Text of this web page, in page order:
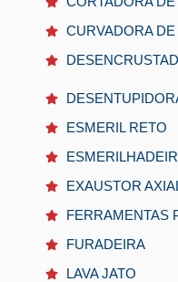
CURVADORA
ESMERIL RETO
EXAUSTOR
FERRAMENTAS
FURADEIRA
LAVA JATO